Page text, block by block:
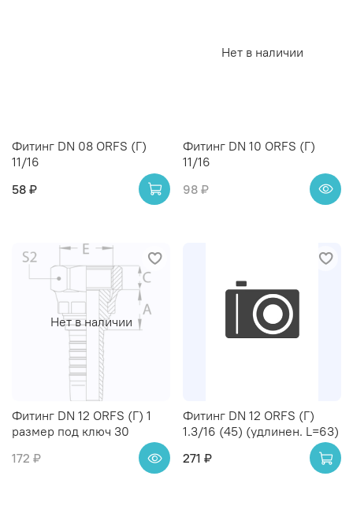
Фитинг DN 08 ORFS (Г)
11/16
58 ₽
Нет в наличии
Фитинг DN 10 ORFS (Г)
11/16
98 ₽
Нет в наличии
Фитинг DN 12 ORFS (Г) 1
размер под ключ 30
172 ₽
Фитинг DN 12 ORFS (Г)
1.3/16 (45) (удлинен. L=63)
271 ₽